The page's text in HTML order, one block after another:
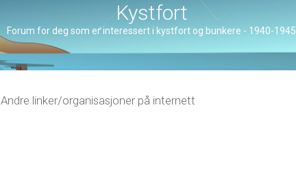
Kystfort
Forum for deg som er interessert i kystfort og bunkere - 1940-1945
Andre linker/organisasjoner på internett